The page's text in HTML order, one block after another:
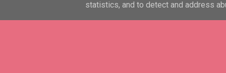
statistics, and to detect and address